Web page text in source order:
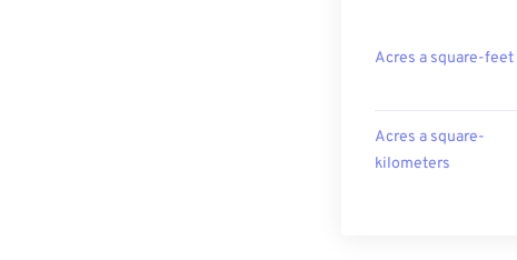
Acres a square-feet
Acres a square-
kilometers